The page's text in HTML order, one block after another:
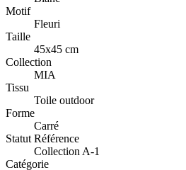
Motif
Fleuri
Taille
45x45 cm
Collection
MIA
Tissu
Toile outdoor
Forme
Carré
Statut Référence
Collection A-1
Catégorie